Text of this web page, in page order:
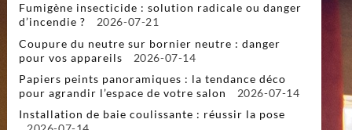
Fumigène insecticide : solution radicale ou danger
d’incendie ?
2026-07-21
Coupure du neutre sur bornier neutre : danger
pour vos appareils
2026-07-14
Papiers peints panoramiques : la tendance déco
pour agrandir l’espace de votre salon
2026-07-14
Installation de baie coulissante : réussir la pose